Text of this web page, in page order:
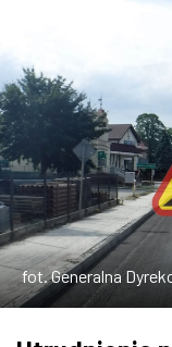
ROZRYWKA
W KINACH
GASTRONOMIA
ZDJĘCIA
W RZESZOWIE
fot. Generalna